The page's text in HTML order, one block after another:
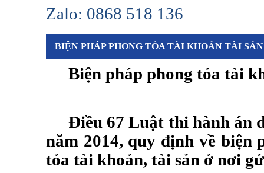
Zalo: 0868 518 136
BIỆN PHÁP PHONG TỎA TÀI KHOẢN TÀI
Biện pháp phong tỏa tài
Điều 67 Luật thi hành án
năm 2014, quy định về biện
tỏa tài khoản, tài sản ở nơi